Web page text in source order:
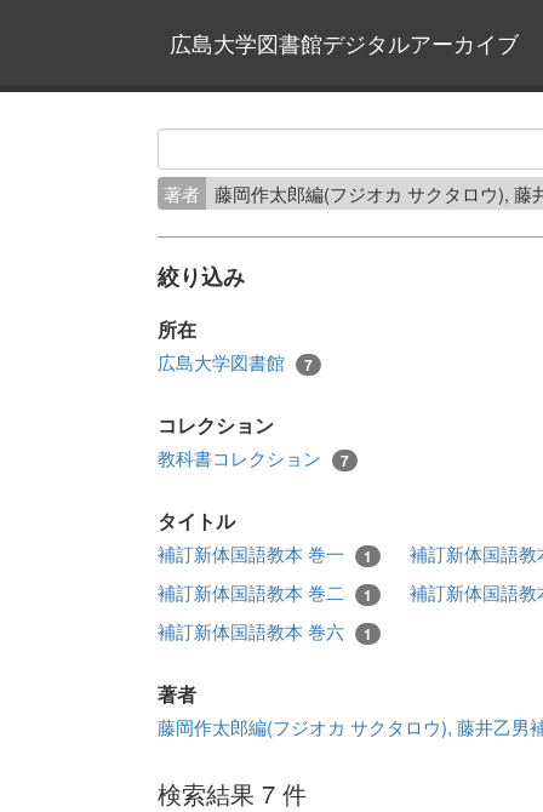
広島大学図書館デジタルアーカイブ
著者 藤岡作太郎編(フジオカ サクタロウ),
絞り込み
所在
広島大学図書館 7
コレクション
教科書コレクション 7
タイトル
補訂新体国語教本 巻一 1
補訂新体国語
補訂新体国語教本 巻二
1
補訂新体国語
補訂新体国語教本 巻六
1
著者
藤岡作太郎編(フジオカ サクタロウ), 藤井乙男
検索結果 7 件